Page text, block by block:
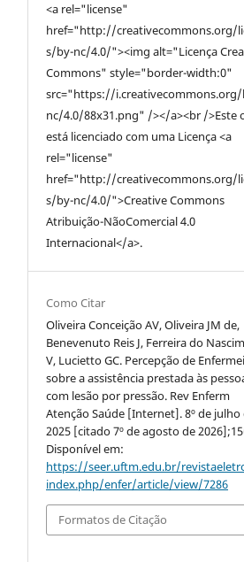
<a rel="license"
href="http://creativecommons.org/
s/by-nc/4.0/"><img alt="Licença
Commons" style="border-width:0"
src="https://
nc/4.0/88x31.png" /></a><br />Este
está licenciado com uma Licença <a
rel="license"
href="http://creativecommons.org/
s/by-nc/4.0/">Creative Commons
Atribuição-NãoComercial 4.0
Internacional</a>.
Como Citar
Oliveira Conceição AV, Oliveira JM de,
Benevenuto Reis J, Ferreira do
V, Lucietto GC. Percepção de
sobre a assistência prestada às
com lesão por pressão. Rev Enferm
Atenção Saúde [Internet]. 8º de julho
2025 [citado 7º de agosto de
Disponível em:
https://seer.uftm.edu.br/
index.php/enfer/article/view/7286
Formatos de Citação